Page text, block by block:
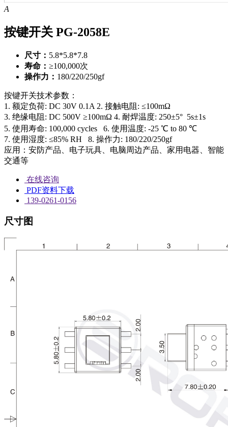
A
按键开关 PG-2058E
尺寸： 5.8*5.8*7.8
寿命： ≥100,000次
操作力： 180/220/250gf
按键开关技术参数：
1. 额定负荷: DC 30V 0.1A 2. 接触电阻: ≤100mΩ
3. 绝缘电阻: DC 500V ≥100mΩ 4. 耐焊温度: 250±5° 5s±1s
5. 使用寿命: 100,000 cycles
6. 使用温度: -25 ℃ to 80 ℃
7. 使用湿度: ≤85% RH
8. 操作力: 180/220/250gf
应用：安防产品、电子玩具、电脑周边产品、家用电器、智能
交通等
在线咨询
PDF资料下载
139-0261-0156
尺寸图